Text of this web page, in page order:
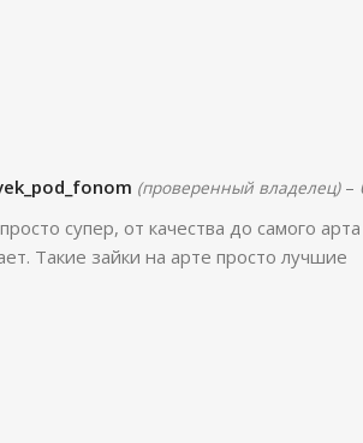
(проверенный владелец) –
супер, от качества до самого
Такие зайки на арте просто лучшие